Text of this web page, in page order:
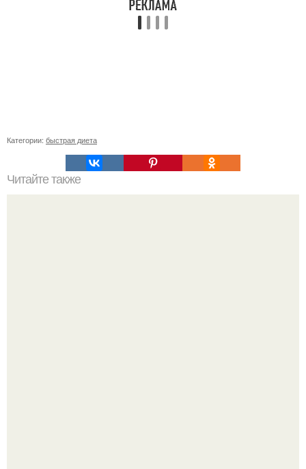
Категории: быстрая диета
Читайте также